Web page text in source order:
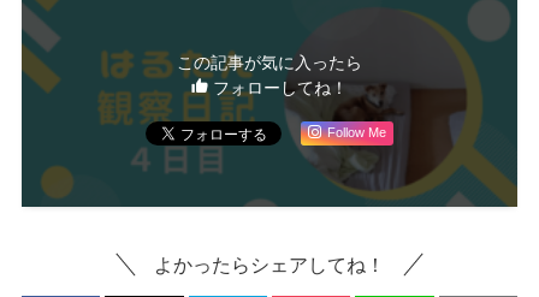
この記事が気に入ったら
フォローしてね！
Follow Me
よかったらシェアしてね！